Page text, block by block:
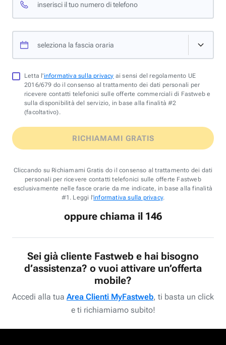
inserisci il tuo numero di telefono
seleziona la fascia oraria
Letta l'informativa sulla privacy ai sensi del regolamento UE
2016/679 do il consenso al trattamento dei dati personali per
ricevere contatti telefonici sulle offerte commerciali di Fastweb e
sulla disponibilità del servizio, in base alla finalità #2
(facoltativo).
RICHIAMAMI GRATIS
Cliccando su Richiamami Gratis do il consenso al trattamento dei dati
personali per ricevere contatti telefonici sulle offerte Fastweb
esclusivamente nelle fasce orarie da me indicate, in base alla finalità
#1. Leggi l'informativa sulla privacy.
oppure chiama il 146
Sei già cliente Fastweb e hai bisogno
d’assistenza? o vuoi attivare un’offerta
mobile?
Accedi alla tua Area Clienti MyFastweb, ti basta un click
e ti richiamiamo subito!